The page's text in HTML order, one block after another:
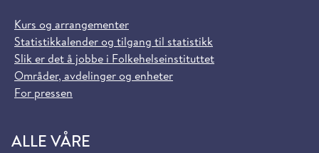
Kurs og arrangementer
Statistikkalender og tilgang til statistikk
Slik er det å jobbe i Folkehelseinstituttet
Områder, avdelinger og enheter
For pressen
ALLE VÅRE